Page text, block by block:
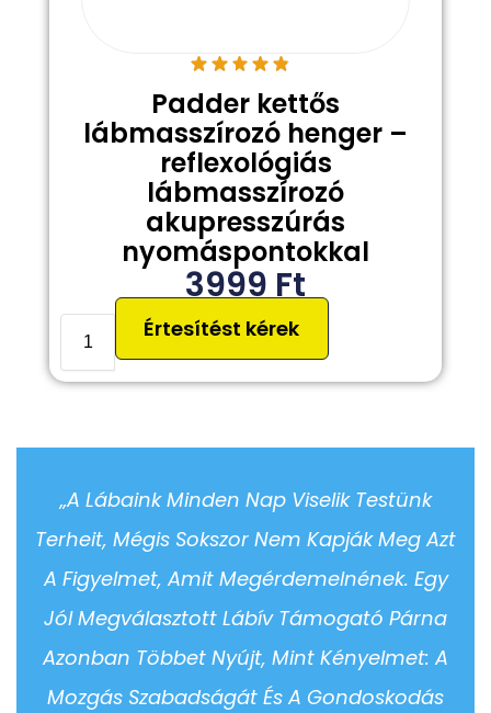
Padder kettős
lábmasszírozó henger –
reflexológiás
lábmasszírozó
akupresszúrás
nyomáspontokkal
3999Ft
Értesítést kérek
„A Lábaink Minden Nap Viselik Testünk
Terheit, Mégis Sokszor Nem Kapják Meg Azt
A Figyelmet, Amit Megérdemelnének. Egy
Jól Megválasztott Lábív Támogató Párna
Azonban Többet Nyújt, Mint Kényelmet: A
Mozgás Szabadságát És A Gondoskodás